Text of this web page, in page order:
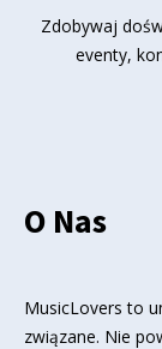
Zdobywaj
eventy,
O Nas
MusicLovers to
związane. Nie